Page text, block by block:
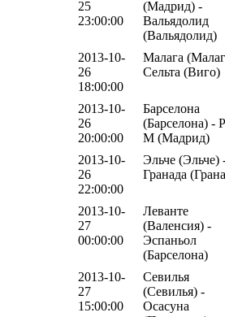
25
23:00:00
(Мадрид) -
Вальядолид
(Вальядолид)
2013-10-
26
18:00:00
Малага
Сельта (Виго)
2013-10-
26
20:00:00
Барселона
(Барселона) -
М (Мадрид)
2013-10-
26
22:00:00
Эльче (Эльче)
Гранада
2013-10-
27
00:00:00
Леванте
(Валенсия) -
Эспаньол
(Барселона)
2013-10-
27
15:00:00
Севилья
(Севилья) -
Осасуна